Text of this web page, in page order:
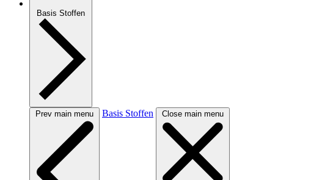
Basis Stoffen
Prev main menu Basis Stoffen Close main menu